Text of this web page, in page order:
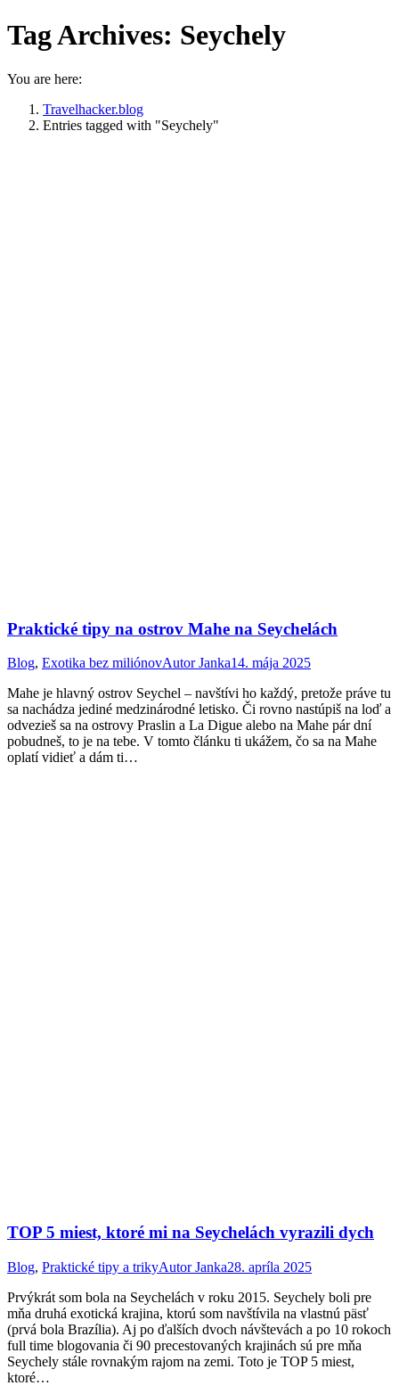
Tag Archives: Seychely
You are here:
Travelhacker.blog
Entries tagged with "Seychely"
Praktické tipy na ostrov Mahe na Seychelách
Blog, Exotika bez miliónovAutorJanka14. mája 2025
Mahe je hlavný ostrov Seychel – navštívi ho každý, pretože práve tu
sa nachádza jediné medzinárodné letisko. Či rovno nastúpiš na loď a
odvezieš sa na ostrovy Praslin a La Digue alebo na Mahe pár dní
pobudneš, to je na tebe. V tomto článku ti ukážem, čo sa na Mahe
oplatí vidieť a dám ti…
TOP 5 miest, ktoré mi na Seychelách vyrazili dych
Blog, Praktické tipy a trikyAutorJanka28. apríla 2025
Prvýkrát som bola na Seychelách v roku 2015. Seychely boli pre
mňa druhá exotická krajina, ktorú som navštívila na vlastnú päsť
(prvá bola Brazília). Aj po ďalších dvoch návštevách a po 10 rokoch
full time blogovania či 90 precestovaných krajinách sú pre mňa
Seychely stále rovnakým rajom na zemi. Toto je TOP 5 miest,
ktoré…